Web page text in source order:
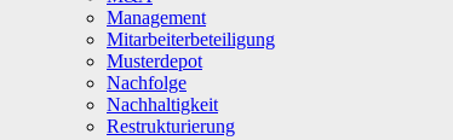
Management
Mitarbeiterbeteiligung
Musterdepot
Nachfolge
Nachhaltigkeit
Restrukturierung